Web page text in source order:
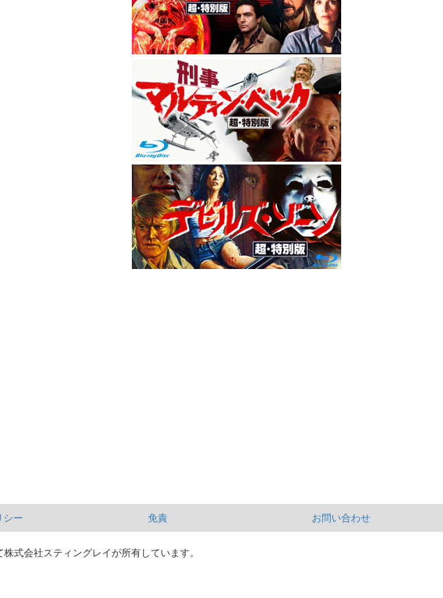
シー 免責 お問い合わせ
式会社スティングレイが所有しています。